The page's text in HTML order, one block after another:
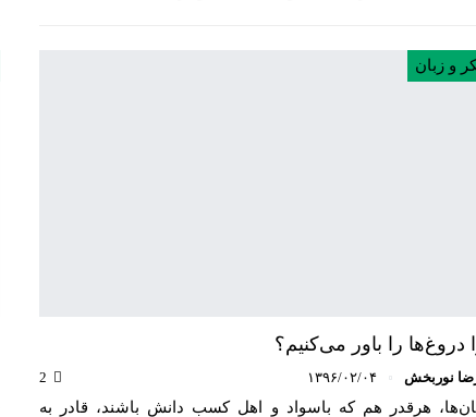
و زبان
دروغ‌ها را باور می‌کنیم؟
نوربخش ۱۳۹۶/۰۲/۰۴
هرقدر هم که باسواد و اهل کسب دانش باشند، قادر به